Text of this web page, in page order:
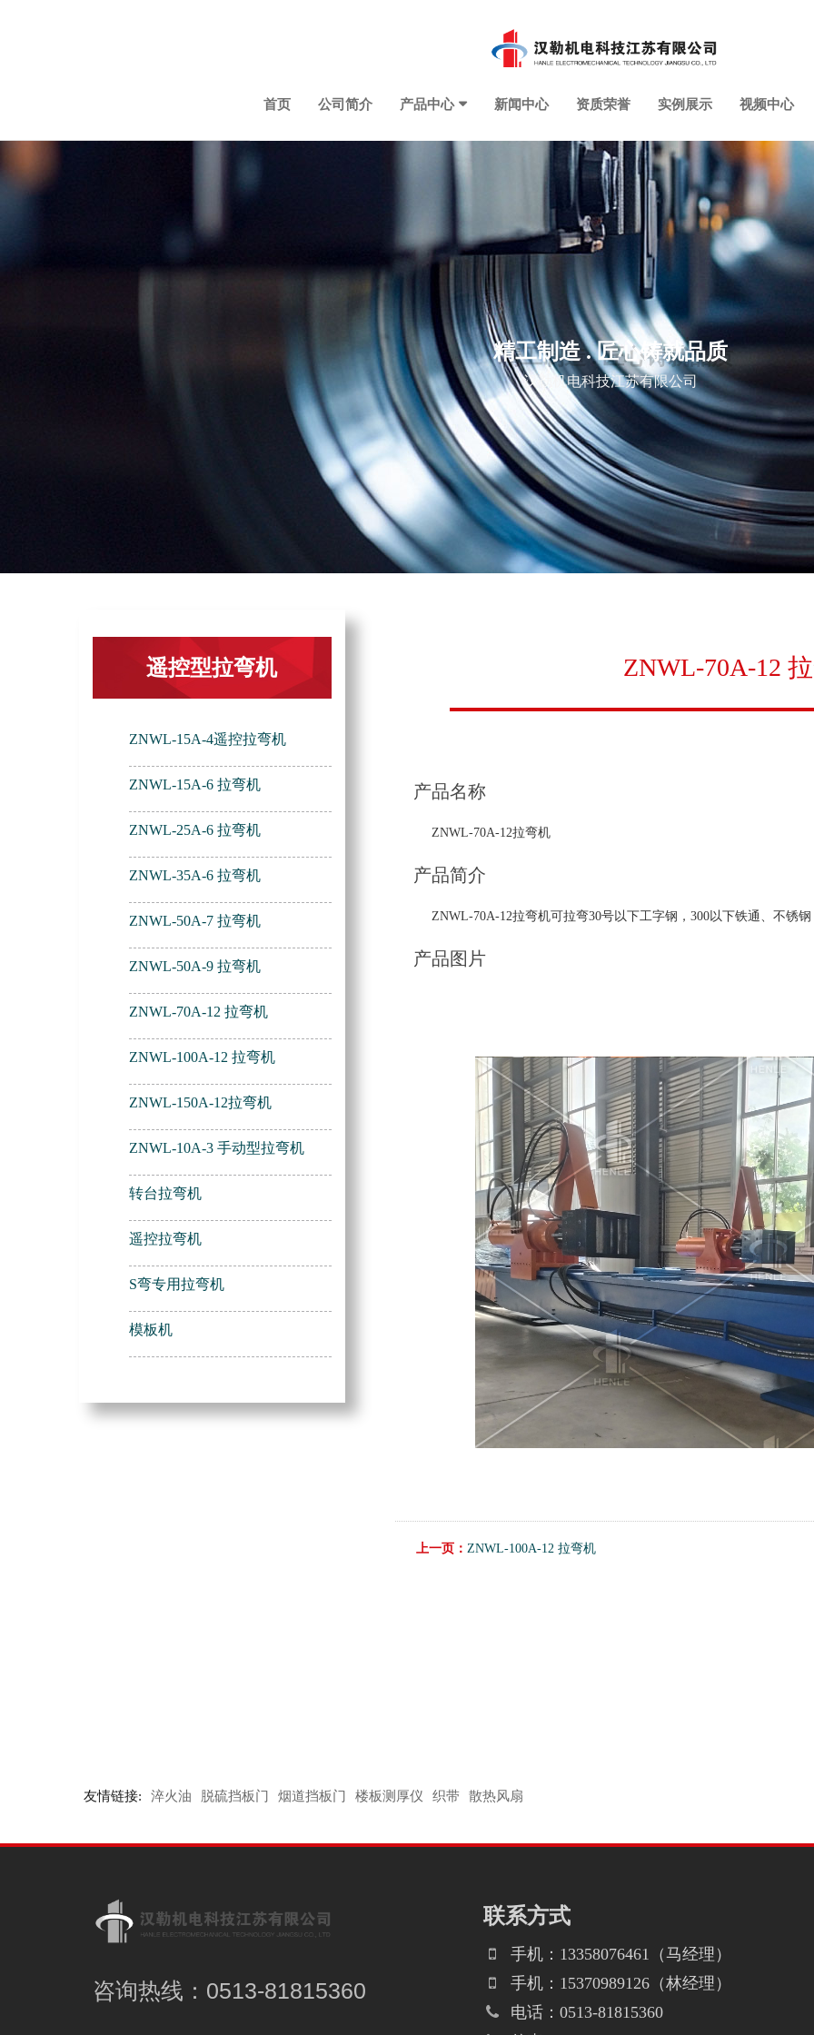
首页 公司简介 产品中心 新闻中心 资质荣誉 实例展示 视频中心
精工制造 . 匠心铸就品质
汉勒机电科技江苏有限公司
遥控型拉弯机
ZNWL-15A-4遥控拉弯机
ZNWL-15A-6 拉弯机
ZNWL-25A-6 拉弯机
ZNWL-35A-6 拉弯机
ZNWL-50A-7 拉弯机
ZNWL-50A-9 拉弯机
ZNWL-70A-12 拉弯机
ZNWL-100A-12 拉弯机
ZNWL-150A-12拉弯机
ZNWL-10A-3 手动型拉弯机
转台拉弯机
遥控拉弯机
S弯专用拉弯机
模板机
ZNWL-70A-12
产品名称
ZNWL-70A-12拉弯机
产品简介
ZNWL-70A-12拉弯机可拉弯30号以下工字钢，300以下铁通、不锈钢
产品图片
上一页： ZNWL-100A-12 拉弯机
友情链接: 淬火油 脱硫挡板门 烟道挡板门 楼板测厚仪 织带 散热风扇
咨询热线：0513-81815360
联系方式
手机：13358076461（马经理）
手机：15370989126（林经理）
电话：0513-81815360